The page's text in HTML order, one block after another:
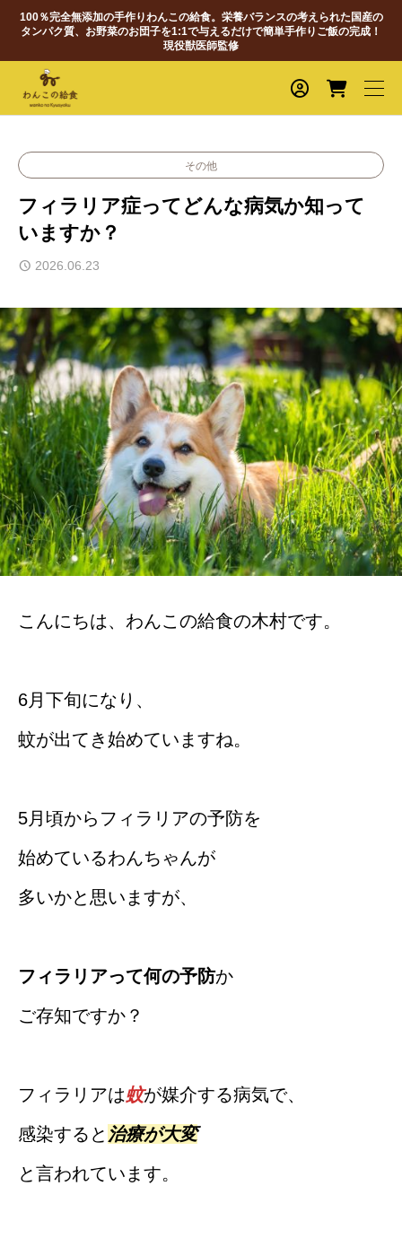
100％完全無添加の手作りわんこの給食。栄養バランスの考えられた国産の
タンパク質、お野菜のお団子を1:1で与えるだけで簡単手作りご飯の完成！
現役獣医師監修
その他
フィラリア症ってどんな病気か知って
いますか？
2026.06.23
こんにちは、わんこの給食の木村です。
6月下旬になり、
蚊が出てき始めていますね。
5月頃からフィラリアの予防を
始めているわんちゃんが
多いかと思いますが、
フィラリアって何の予防か
ご存知ですか？
フィラリアは蚊が媒介する病気で、
感染すると 治療が大変
と言われています。